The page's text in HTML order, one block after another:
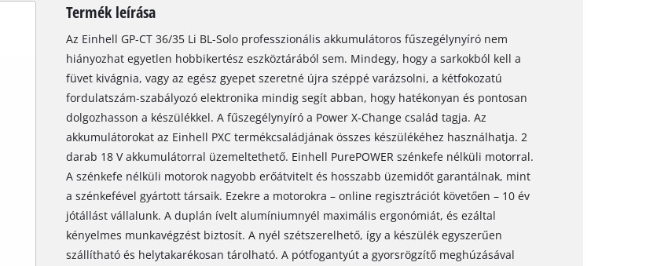
Termék leírása
Az Einhell GP-CT 36/35 Li BL-Solo professzionális akkumulátoros fűszegélynyíró nem
hiányozhat egyetlen hobbikertész eszköztárából sem. Mindegy, hogy a sarkokból kell a
füvet kivágnia, vagy az egész gyepet szeretné újra széppé varázsolni, a kétfokozatú
fordulatszám-szabályozó elektronika mindig segít abban, hogy hatékonyan és pontosan
dolgozhasson a készülékkel. A fűszegélynyíró a Power X-Change család tagja. Az
akkumulátorokat az Einhell PXC termékcsaládjának összes készülékéhez használhatja. 2
darab 18 V akkumulátorral üzemeltethető. Einhell PurePOWER szénkefe nélküli motorral.
A szénkefe nélküli motorok nagyobb erőátvitelt és hosszabb üzemidőt garantálnak, mint
a szénkefével gyártott társaik. Ezekre a motorokra – online regisztrációt követően – 10 év
jótállást vállalunk. A duplán ívelt alumíniumnyél maximális ergonómiát, és ezáltal
kényelmes munkavégzést biztosít. A nyél szétszerelhető, így a készülék egyszerűen
szállítható és helytakarékosan tárolható. A pótfogantyút a gyorsrögzítő meghúzásával